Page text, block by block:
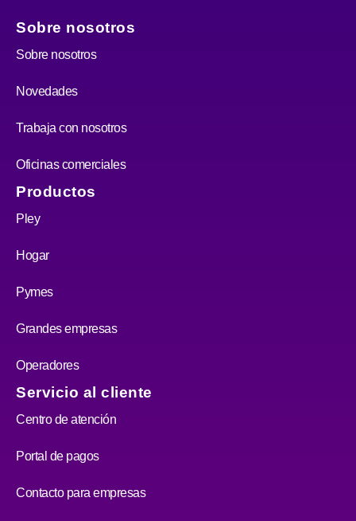
Sobre nosotros
Sobre nosotros
Novedades
Trabaja con nosotros
Oficinas comerciales
Productos
Pley
Hogar
Pymes
Grandes empresas
Operadores
Servicio al cliente
Centro de atención
Portal de pagos
Contacto para empresas